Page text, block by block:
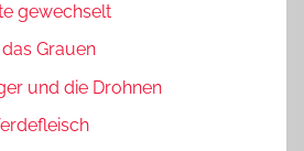
gewechselt
Grauen
und die Drohnen